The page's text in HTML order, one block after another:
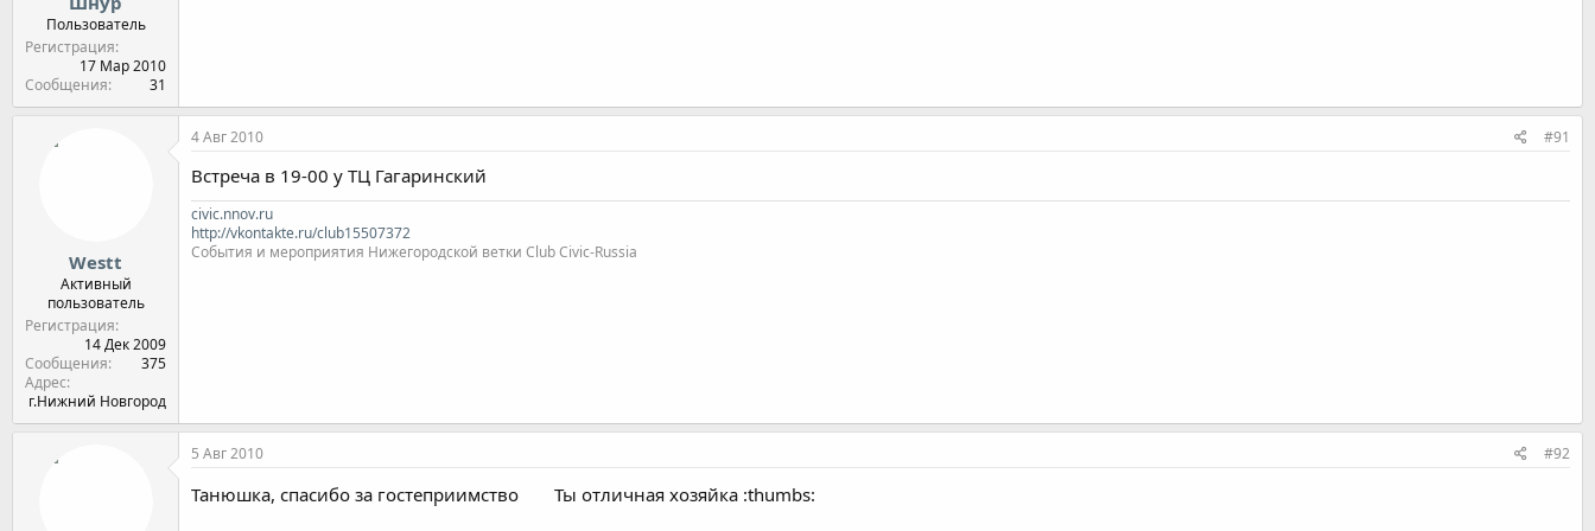
Пользователь
Регистрация
17 Мар 2010
Сообщения
31
Westt
Активный
пользователь
Регистрация
14 Дек 2009
Сообщения
375
Адрес
г.Нижний Новгород
4 Авг 2010 #91
Встреча в 19-00 у ТЦ Гагаринский
civic.nnov.ru
http://vkontakte.ru/club15507372
События и мероприятия Нижегородской ветки Club Civic-Russia
5 Авг 2010 #92
Танюшка, спасибо за гостеприимство Ты отличная хозяйка :thumbs: